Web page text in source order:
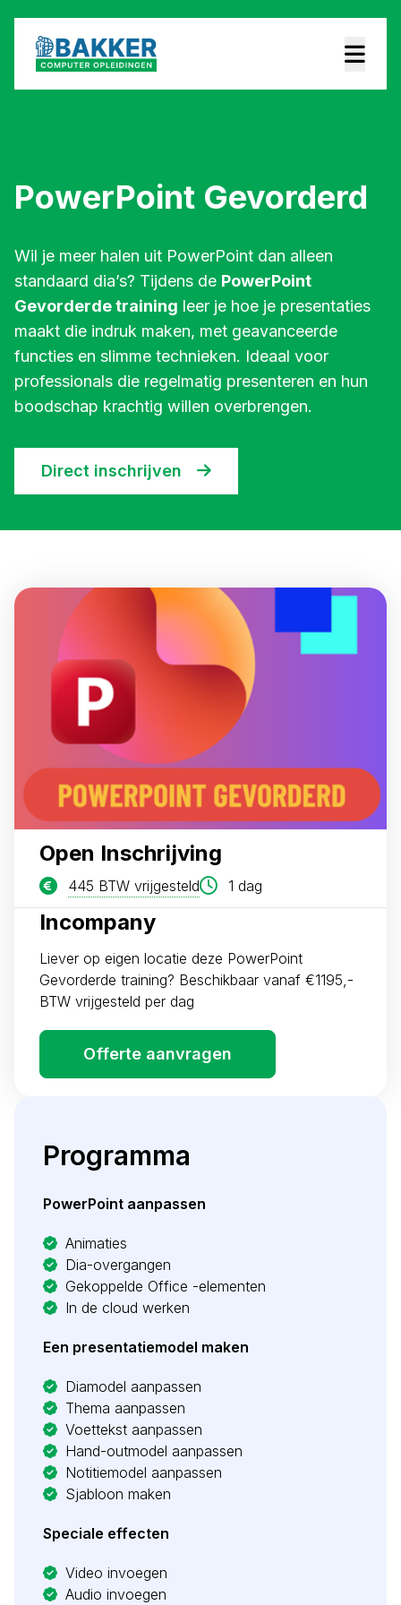
PowerPoint Gevorderd
Wil je meer halen uit PowerPoint dan alleen
standaard dia’s? Tijdens de PowerPoint
Gevorderde training leer je hoe je presentaties
maakt die indruk maken, met geavanceerde
functies en slimme technieken. Ideaal voor
professionals die regelmatig presenteren en hun
boodschap krachtig willen overbrengen.
Direct inschrijven
Open Inschrijving
445 BTW vrijgesteld 1 dag
Incompany
Liever op eigen locatie deze PowerPoint
Gevorderde training? Beschikbaar vanaf €1195,-
BTW vrijgesteld per dag
Offerte aanvragen
Programma
PowerPoint aanpassen
Animaties
Dia-overgangen
Gekoppelde Office -elementen
In de cloud werken
Een presentatiemodel maken
Diamodel aanpassen
Thema aanpassen
Voettekst aanpassen
Hand-outmodel aanpassen
Notitiemodel aanpassen
Sjabloon maken
Speciale effecten
Video invoegen
Audio invoegen